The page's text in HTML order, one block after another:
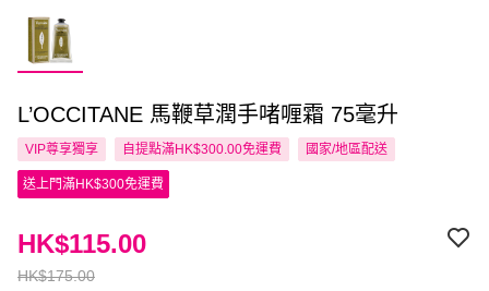
L’OCCITANE 馬鞭草潤手啫喱霜 75毫升
VIP尊享獨享 自提點滿HK$300.00免運費 國家/地區配送
送上門滿HK$300免運費
HK$175.00
HK$115.00